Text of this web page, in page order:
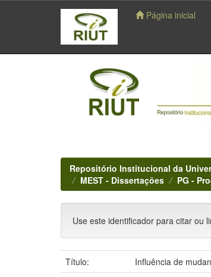
navigation
Página inicial
Repositório Institucional da
MEST - Dissertações
PG -
Use este identificador para citar ou
Título:
Influência de